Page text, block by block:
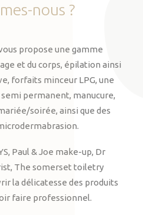
nous ?
propose une gamme
et du corps, épilation ainsi
forfaits minceur LPG, une
permanent, manucure,
soirée, ainsi que des
Paul & Joe make-up, Dr
The somerset toiletry
la délicatesse des produits
faire professionnel.